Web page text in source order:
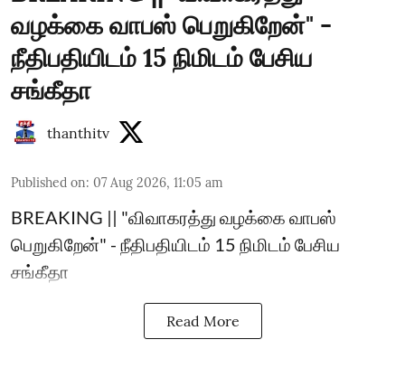
வழக்கை வாபஸ் பெறுகிறேன்" -
நீதிபதியிடம் 15 நிமிடம் பேசிய
சங்கீதா
thanthitv
Published on: 07 Aug 2026, 11:05 am
BREAKING || "விவாகரத்து வழக்கை வாபஸ்
பெறுகிறேன்" - நீதிபதியிடம் 15 நிமிடம் பேசிய
சங்கீதா
Read More